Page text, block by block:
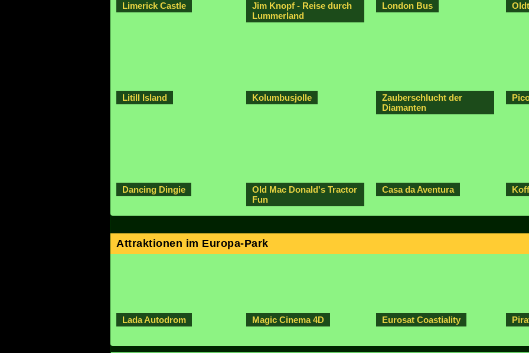
Limerick Castle
Jim Knopf - Reise durch
Lummerland
London Bus
Litill Island Kolumbusjolle
Zauberschlucht der
Diamanten
Dancing Dingie
Old Mac Donald's Tractor
Fun
Casa da Aventura
Attraktionen im Europa-Park
Lada Autodrom Magic Cinema 4D Eurosat Coastiality